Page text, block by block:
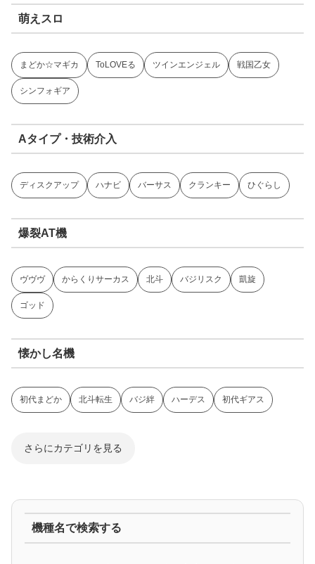
萌えスロ
まどか☆マギカ ToLOVEる ツインエンジェル 戦国乙女
シンフォギア
Aタイプ・技術介入
ディスクアップ ハナビ バーサス クランキー ひぐらし
爆裂AT機
ヴヴヴ からくりサーカス 北斗 バジリスク 凱旋
ゴッド
懐かし名機
初代まどか 北斗転生 バジ絆 ハーデス 初代ギアス
さらにカテゴリを見る
機種名で検索する